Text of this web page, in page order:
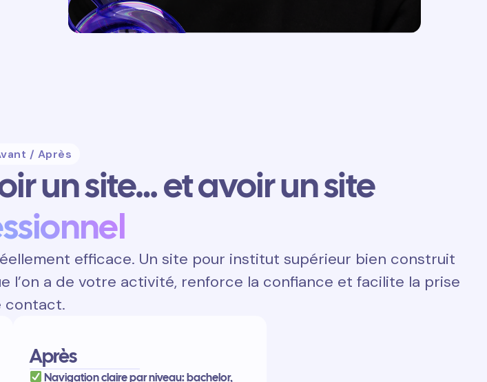
/ Après
un site… et avoir un site
efficace. Un site pour institut supérieur bien construit
l’on a de votre activité, renforce la confiance et facilite la prise
contact.
Après
Navigation claire par niveau: bachelor,